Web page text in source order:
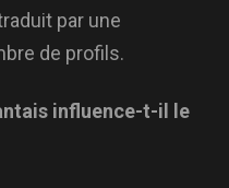
par une
de profils.
influence-t-il le